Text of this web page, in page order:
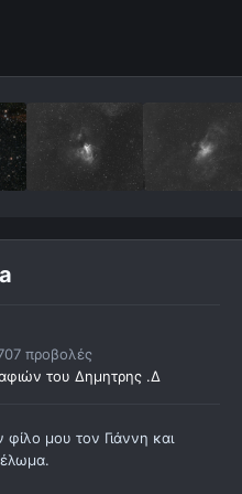
προβολές
του Δημητρης .Δ
μου τον Γιάννη και